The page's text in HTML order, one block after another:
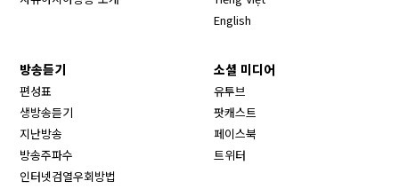
English
방송듣기
편성표
생방송듣기
지난방송
방송주파수
인터넷검열우회방법
소셜 미디어
유투브
팟캐스트
페이스북
트위터